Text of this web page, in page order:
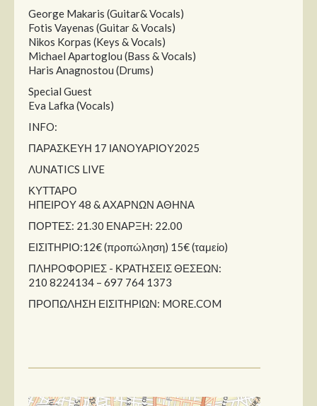
George Makaris (Guitar& Vocals)
Fotis Vayenas (Guitar & Vocals)
Nikos Korpas (Keys & Vocals)
Michael Apartoglou (Bass & Vocals)
Haris Anagnostou (Drums)
Special Guest
Eva Lafka (Vocals)
INFO:
ΠΑΡΑΣΚΕΥΗ 17 ΙΑΝΟΥΑΡΙΟΥ2025
ΛUNATICS LIVE
ΚΥΤΤΑΡΟ
ΗΠΕΙΡΟΥ 48 & ΑΧΑΡΝΩΝ ΑΘΗΝΑ
ΠΟΡΤΕΣ: 21.30 ΕΝΑΡΞΗ: 22.00
ΕΙΣΙΤΗΡΙΟ:12€ (προπώληση) 15€ (ταμείο)
ΠΛΗΡΟΦΟΡΙΕΣ - ΚΡΑΤΗΣΕΙΣ ΘΕΣΕΩΝ:
210 8224134 – 697 764 1373
ΠΡΟΠΩΛΗΣΗ ΕΙΣΙΤΗΡΙΩΝ: MORE.COM